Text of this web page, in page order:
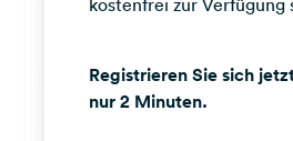
kostenfrei zur Verfügung
Registrieren Sie sich
nur 2 Minuten.